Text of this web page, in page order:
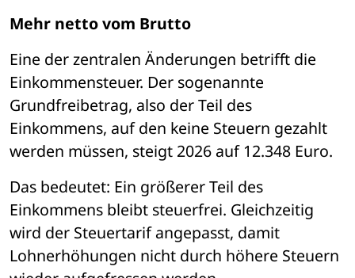
Mehr netto vom Brutto
Eine der zentralen Änderungen betrifft die
Einkommensteuer. Der sogenannte
Grundfreibetrag, also der Teil des
Einkommens, auf den keine Steuern gezahlt
werden müssen, steigt 2026 auf 12.348 Euro.
Das bedeutet: Ein größerer Teil des
Einkommens bleibt steuerfrei. Gleichzeitig
wird der Steuertarif angepasst, damit
Lohnerhöhungen nicht durch höhere Steuern